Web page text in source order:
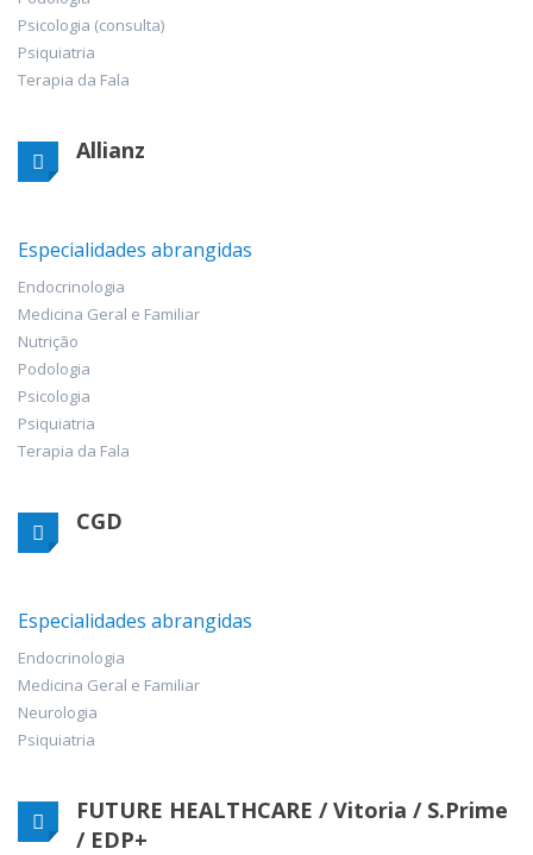
Psicologia (consulta)
Psiquiatria
Terapia da Fala
Allianz
Especialidades abrangidas
Endocrinologia
Medicina Geral e Familiar
Nutrição
Podologia
Psicologia
Psiquiatria
Terapia da Fala
CGD
Especialidades abrangidas
Endocrinologia
Medicina Geral e Familiar
Neurologia
Psiquiatria
FUTURE HEALTHCARE / Vitoria / S.Prime
/ EDP+